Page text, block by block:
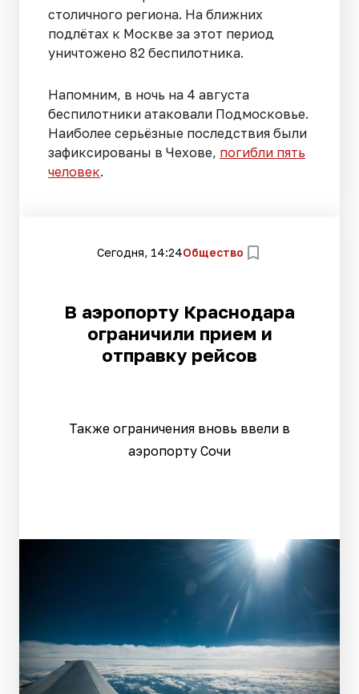
столичного региона. На ближних
подлётах к Москве за этот период
уничтожено 82 беспилотника.
Напомним, в ночь на 4 августа
беспилотники атаковали Подмосковье.
Наиболее серьёзные последствия были
зафиксированы в Чехове, погибли пять
человек.
Сегодня, 14:24Общество
В аэропорту Краснодара
ограничили прием и
отправку рейсов
Также ограничения вновь ввели в
аэропорту Сочи